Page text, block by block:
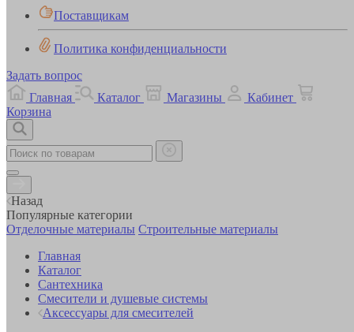
Поставщикам
Политика конфиденциальности
Задать вопрос
Главная
Каталог Магазины
Кабинет
Корзина
Назад
Популярные категории
Отделочные материалы Строительные материалы
Главная
Каталог
Сантехника
Смесители и душевые системы
Аксессуары для смесителей